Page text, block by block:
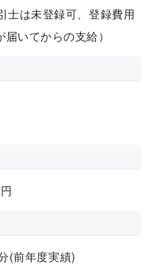
は未登録可、登録費用
いてからの支給）
前年度実績)